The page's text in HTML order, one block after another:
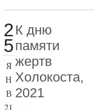
2
5
Я
Н
В
21
К дню
памяти
жертв
Холокоста,
2021